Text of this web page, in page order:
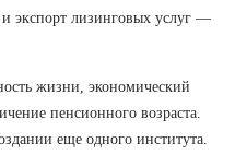
экспорт лизинговых услуг —
жизни, экономический
пенсионного возраста.
еще одного института.